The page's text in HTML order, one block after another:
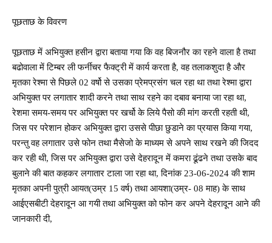
पूछताछ के विवरण
पूछताछ में अभियुक्त हसीन द्वारा बताया गया कि वह बिजनौर का रहने वाला है तथा
बढोवाला में टिम्बर ली फर्नीचर फैक्ट्री में कार्य करता है, वह तलाकशुदा है और
मृतका रेश्मा से पिछले 02 वर्षो से उसका प्रेमप्रसंग चल रहा था तथा रेश्मा द्वारा
अभियुक्त पर लगातार शादी करने तथा साथ रहने का दबाव बनाया जा रहा था,
रेशमा समय-समय पर अभियुक्त पर खर्चो के लिये पैसो की मांग करती रहती थी,
जिस पर परेशान होकर अभियुक्त द्वारा उससे पीछा छुडाने का प्रयास किया गया,
परन्तु वह लगातार उसे फोन तथा मैसेजो के माध्यम से अपने साथ रखने की जिदद
कर रही थी, जिस पर अभियुक्त द्वारा उसे देहरादून में कमरा ढूंढने तथा उसके बाद
बुलाने की बात कहकर लगातार टाला जा रहा था, दिनांक 23-06-2024 की शाम
मृतका अपनी पुत्री आयत(उम्र 15 वर्ष) तथा आयशा(उम्र- 08 माह) के साथ
आईएसबीटी देहरादून आ गयी तथा अभियुक्त को फोन कर अपने देहरादून आने की
जानकारी दी,